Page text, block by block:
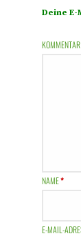
Deine
KOMMENTAR
NAME*
E-MAIL-